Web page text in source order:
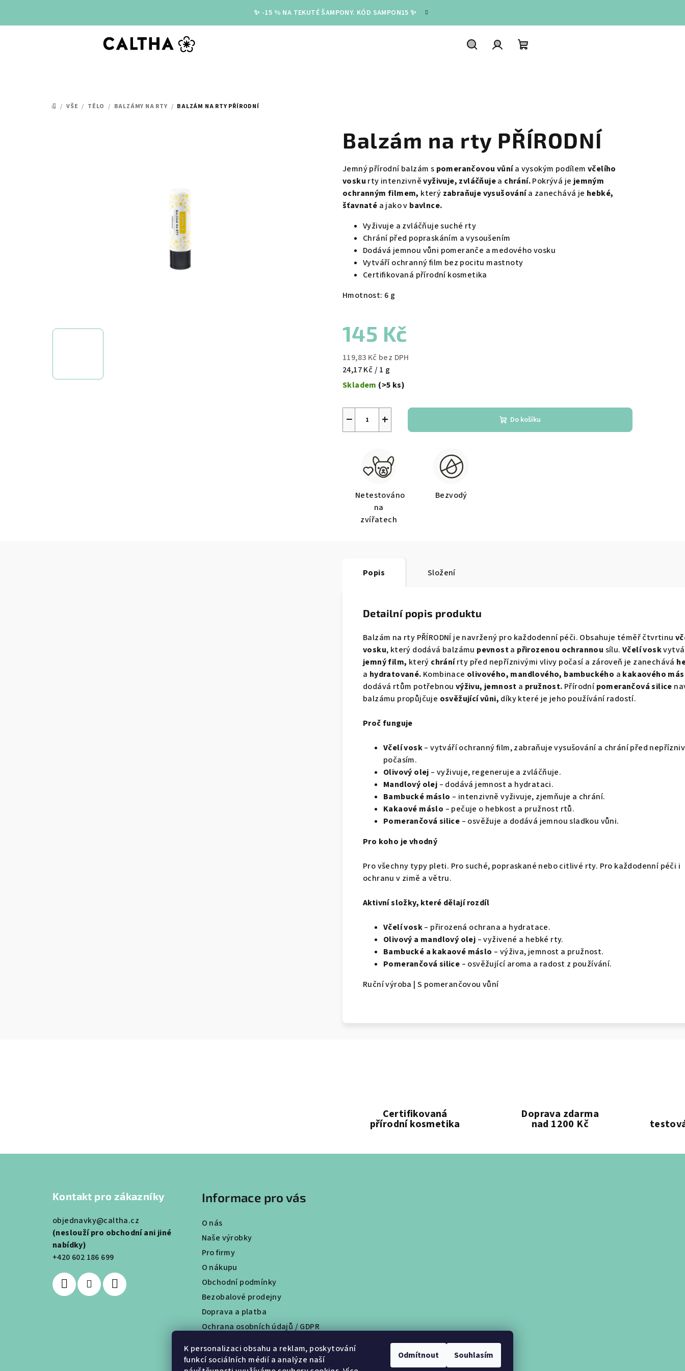
K personalizaci obsahu a reklam, poskytování
funkcí sociálních médií a analýze naší
Odmítnout Souhlasím
✨ -15 % NA TEKUTÉ ŠAMPONY. KÓD SAMPON15 ✨
DOMŮ
/ VŠE / TĚLO / BALZÁMY NA RTY / BALZÁM NA RTY PŘÍRODNÍ
Balzám na rty PŘÍRODNÍ
Jemný přírodní balzám s pomerančovou vůnía vysokým podílemvčelího
vosku rty intenzivněvyživuje, zvláčňujea chrání.Pokrývá je jemným
ochranným filmem, který zabraňuje vysušovánía zanechává je hebké,
šťavnaté a jako v bavlnce.
Vyživuje a zvláčňuje suché rty
Chrání před popraskáním a vysoušením
Dodává jemnou vůni pomeranče a medového vosku
Vytváří ochranný film bez pocitu mastnoty
Certifikovaná přírodní kosmetika
Hmotnost: 6 g
145 Kč
119,83 Kč bez DPH
Měrná
cena:
24,17 Kč / 1 g
Skladem (>5 ks)
+
− Do košíku
Netestováno
na
zvířatech
Bezvodý
Certifikovaná
přírodní kosmetika
Doprava zdarma
nad 1200 Kč
Popis Složení
Detailní popis produktu
Balzám na rty PŘÍRODNÍ je navržený pro každodenní péči. Obsahuje téměř čtvrtinu
vosku, který dodává balzámu pevnosta přirozenou ochrannou sílu.Včelí vosk
jemný film, který chránírty před nepříznivými vlivy počasí a zároveň je zanechává
a hydratované. Kombinace olivového, mandlového, bambuckého a kakaového
dodává rtům potřebnou výživu, jemnost a pružnost. Přírodnípomerančová silice
balzámu propůjčuje osvěžující vůni, díky které je jeho používání radostí.
Proč funguje
Včelí vosk– vytváří ochranný film, zabraňuje vysušování a chrání před
počasím.
Olivový olej – vyživuje, regeneruje a zvláčňuje.
Mandlový olej – dodává jemnost a hydrataci.
Bambucké máslo – intenzivně vyživuje, zjemňuje a chrání.
Kakaové máslo – pečuje o hebkost a pružnost rtů.
Pomerančová silice – osvěžuje a dodává jemnou sladkou vůni.
Pro koho je vhodný
Pro všechny typy pleti. Pro suché, popraskané nebo citlivé rty. Pro každodenní péči i
ochranu v zimě a větru.
Aktivní složky, které dělají rozdíl
Včelí vosk– přirozená ochrana a hydratace.
Olivový a mandlový olej – vyživené a hebké rty.
Bambucké a kakaové máslo – výživa, jemnost a pružnost.
Pomerančová silice – osvěžující aroma a radost z používání.
Ruční výroba | S pomerančovou vůní
Kontakt pro zákazníky
objednavky@caltha.cz
(neslouží pro obchodní ani jiné
nabídky)
+420 602 186 699
Informace pro vás
O nás
Naše výrobky
Pro firmy
O nákupu
Obchodní podmínky
Bezobalové prodejny
Doprava a platba
Ochrana osobních údajů / GDPR
Obchody